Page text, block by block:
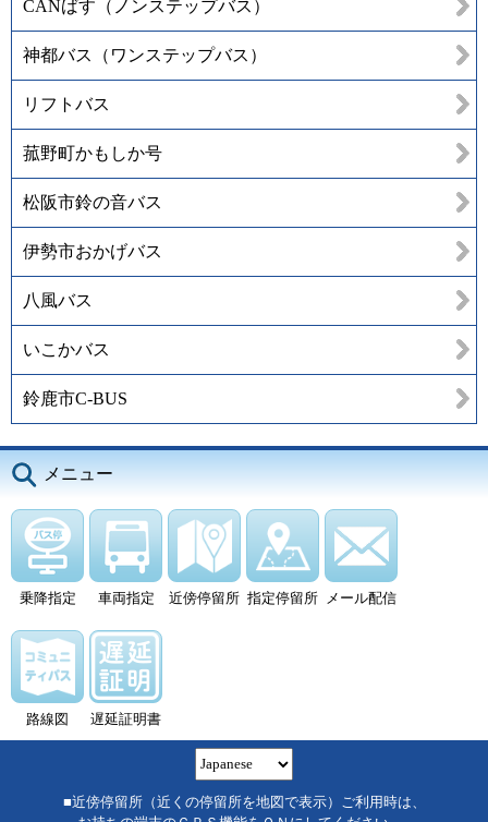
CANばす（ノンステップバス）
神都バス（ワンステップバス）
リフトバス
菰野町かもしか号
松阪市鈴の音バス
伊勢市おかげバス
八風バス
いこかバス
鈴鹿市C-BUS
メニュー
乗降指定 車両指定 近傍停留所 指定停留所 メール配信
路線図 遅延証明書
■近傍停留所（近くの停留所を地図で表示）ご利用時は、